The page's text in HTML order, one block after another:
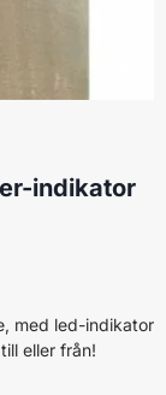
indikator
med led-indikator
eller från!